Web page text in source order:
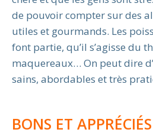
de pouvoir compter sur des
utiles et gourmands. Les
font partie, qu’il s’agisse du
maquereaux… On peut dire
sains, abordables et très
BONS ET